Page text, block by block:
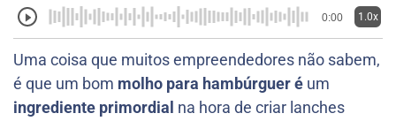
0:00 1.0x
Uma coisa que muitos empreendedores não sabem,
é que um bom molho para hambúrguer é um
ingrediente primordial na hora de criar lanches